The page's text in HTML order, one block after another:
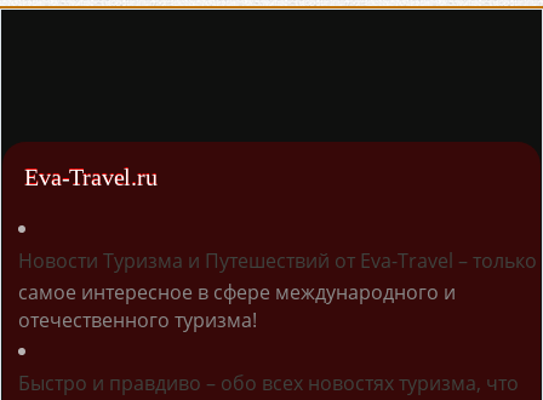
Eva-Travel.ru
Новости Туризма и Путешествий от Eva-Travel – только
самое интересное в сфере международного и
отечественного туризма!
Быстро и правдиво – обо всех новостях туризма, что